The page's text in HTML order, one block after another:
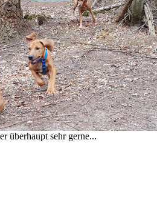
überhaupt sehr gerne...